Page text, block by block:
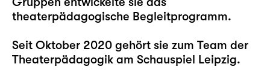
theaterpädagogische Begleitprogramm.
Seit Oktober 2020 gehört sie zum Team der
Theaterpädagogik am Schauspiel Leipzig.